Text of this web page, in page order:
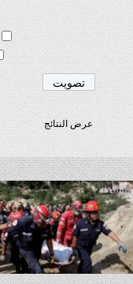
عرض النتائج